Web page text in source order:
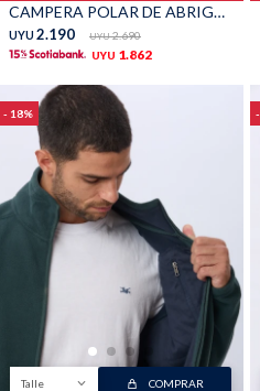
CAMPERA POLAR DE ABRIGO - Gris
UYU 2.190 UYU 2.690
UYU 1.862
18
Talle COMPRAR
Sacos
Bolsos y valijas
TALLES GRANDES